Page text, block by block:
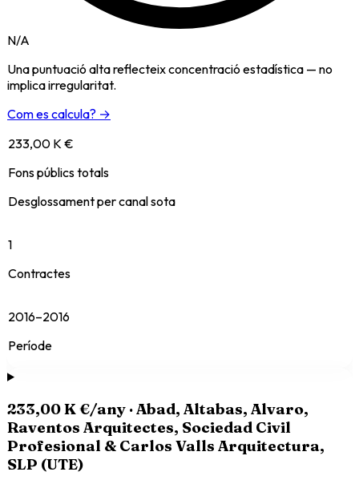
N/A
Una puntuació alta reflecteix concentració estadística — no
implica irregularitat.
Com es calcula? →
233,00 K €
Fons públics totals
Desglossament per canal sota
1
Contractes
2016–2016
Període
233,00 K €/any ·Abad, Altabas, Alvaro,
Raventos Arquitectes, Sociedad Civil
Profesional & Carlos Valls Arquitectura,
SLP (UTE)